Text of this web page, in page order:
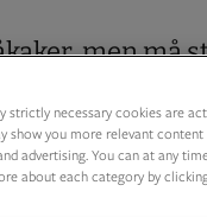
men må
duppes i røra
med en
strictly necessary cookies are
show you more relevant content
advertising. You can at any
about each category by